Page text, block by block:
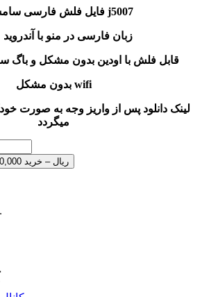
فایل فلش فارسی سامسونگ j5007
زبان فارسی در منو با آندروید ۵٫۱٫۱
قابل فلش با اودین بدون مشکل و باگ
بدون مشکل wifi
لینک دانلود پس از واریز وجه به صورت
میگردد
دیدگاه‌ها بسته شده‌اند.